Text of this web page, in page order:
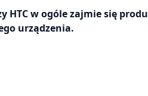
HTC w ogóle zajmie się
urządzenia.